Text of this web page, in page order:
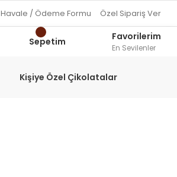
Havale / Ödeme Formu Özel Sipariş Ver
Sepetim Favorilerim
En Sevilenler
Kişiye Özel Çikolatalar